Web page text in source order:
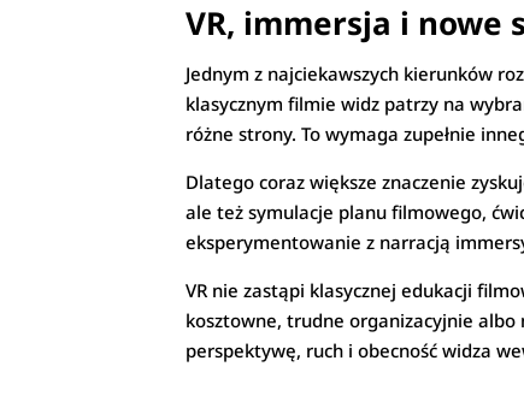
VR, immersja i nowe
Jednym z najciekawszych kierunków
klasycznym filmie widz patrzy na
różne strony. To wymaga zupełnie
Dlatego coraz większe znaczenie
ale też symulacje planu filmowego,
eksperymentowanie z narracją
VR nie zastąpi klasycznej edukacji
kosztowne, trudne organizacyjnie
perspektywę, ruch i obecność widza